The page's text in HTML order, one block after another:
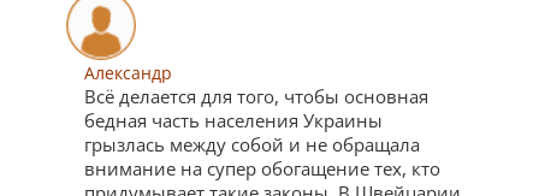
Александр
Всё делается для того, чтобы основная
бедная часть населения Украины
грызлась между собой и не обращала
внимание на супер обогащение тех, кто